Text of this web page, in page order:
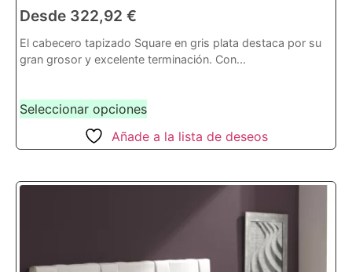
Desde 322,92 €
El cabecero tapizado Square en gris plata destaca por su
gran grosor y excelente terminación. Con...
Seleccionar opciones
Añade a la lista de deseos